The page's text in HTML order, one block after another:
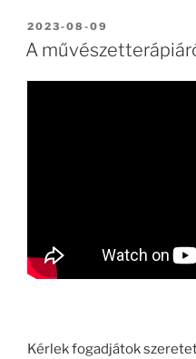
POSTED
ON
2023-08-09
A
Kérlek fogadjátok